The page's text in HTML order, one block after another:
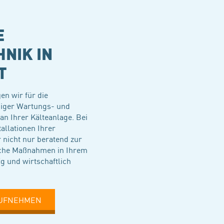
IN
wir für die
Wartungs- und
Ihrer Kälteanlage. Bei
Ihrer
nur beratend zur
Maßnahmen in Ihrem
und wirtschaftlich